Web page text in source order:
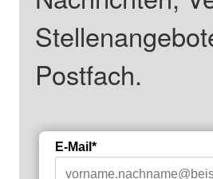
Postfach.
E-Mail*